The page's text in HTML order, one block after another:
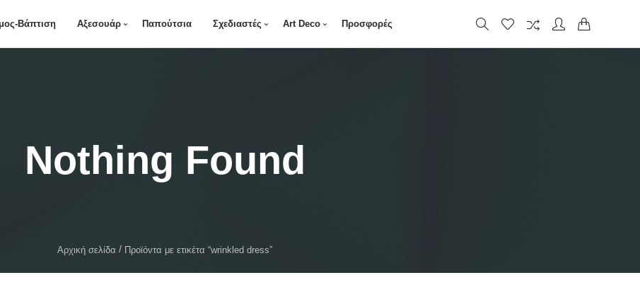
Βάπτιση Αξεσουάρ Παπούτσια Σχεδιαστές Art Deco Προσφορές
Nothing Found
Αρχική σελίδα Προϊόντα με ετικέτα “wrinkled dress”